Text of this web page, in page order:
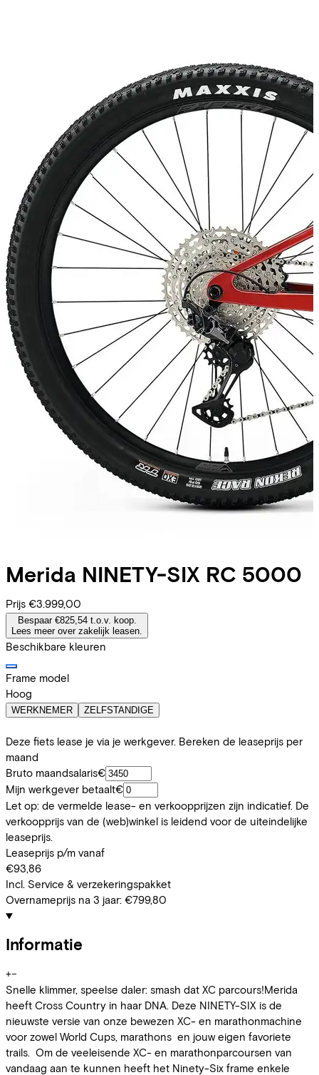
Merida NINETY-SIX RC 5000
Prijs €3.999,00
Bespaar €825,54 t.o.v. koop.
Lees meer over zakelijk leasen.
Beschikbare kleuren
Frame model
Hoog
WERKNEMER ZELFSTANDIGE
Deze fiets lease je via je werkgever. Bereken de leaseprijs per
maand
Bruto maandsalaris€
Mijn werkgever betaalt€
Let op: de vermelde lease- en verkoopprijzen zijn indicatief. De
verkoopprijs van de (web)winkel is leidend voor de uiteindelijke
leaseprijs.
Leaseprijs p/m vanaf
€93,86
Incl. Service & verzekeringspakket
Overnameprijs na 3 jaar: €799,80
Informatie
+−
Snelle klimmer, speelse daler: smash dat XC parcours!Merida
heeft Cross Country in haar DNA. Deze NINETY-SIX is de
nieuwste versie van onze bewezen XC- en marathonmachine
voor zowel World Cups, marathons en jouw eigen favoriete
trails. Om de veeleisende XC- en marathonparcoursen van
vandaag aan te kunnen heeft het Ninety-Six frame enkele